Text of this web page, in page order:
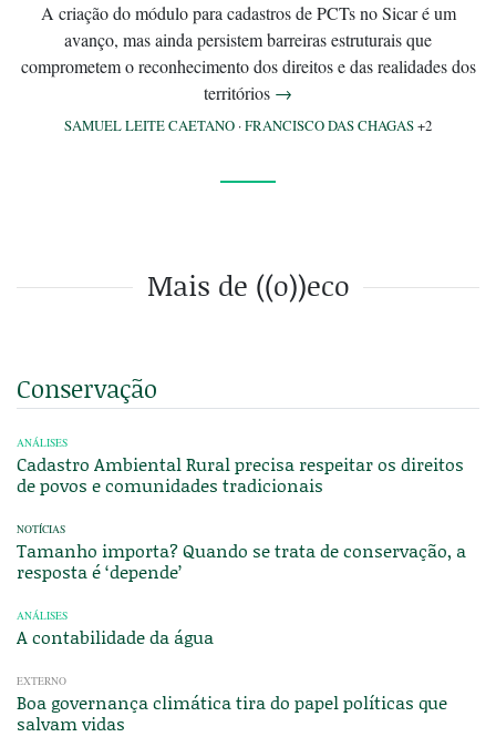
A criação do módulo para cadastros de PCTs no Sicar é um
avanço, mas ainda persistem barreiras estruturais que
comprometem o reconhecimento dos direitos e das realidades dos
territórios →
SAMUEL LEITE CAETANO ·FRANCISCO DAS CHAGAS+2
Mais de ((o))eco
Conservação
ANÁLISES
Cadastro Ambiental Rural precisa respeitar os direitos
de povos e comunidades tradicionais
NOTÍCIAS
Tamanho importa? Quando se trata de conservação, a
resposta é ‘depende’
ANÁLISES
A contabilidade da água
EXTERNO
Boa governança climática tira do papel políticas que
salvam vidas